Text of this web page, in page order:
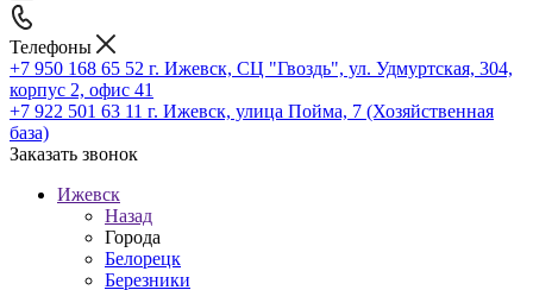
Телефоны
+7 950 168 65 52 г. Ижевск, СЦ "Гвоздь", ул. Удмуртская, 304,
корпус 2, офис 41
+7 922 501 63 11 г. Ижевск, улица Пойма, 7 (Хозяйственная
база)
Заказать звонок
Ижевск
Назад
Города
Белорецк
Березники